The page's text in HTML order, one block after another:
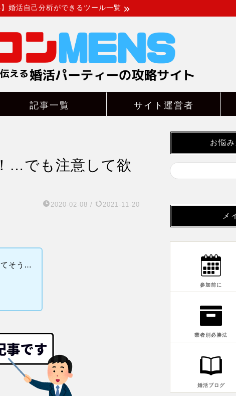
】婚活自己分析ができるツール一覧
記事一覧 サイト運営者
…でも注意して欲
2020-02-08 / 2021-11-20
てそう…
お悩
メ
参加前に
業者別必勝法
婚活ブログ